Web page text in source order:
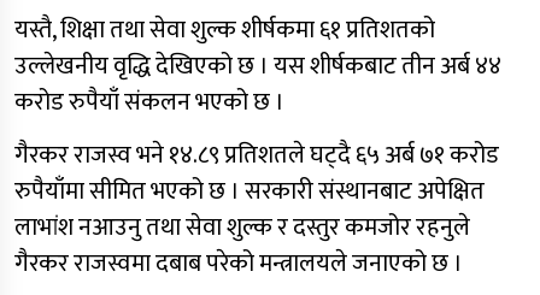
यस्तै, शिक्षा तथा सेवा शुल्क शीर्षकमा ६१ प्रतिशतको
उल्लेखनीय वृद्धि देखिएको छ । यस शीर्षकबाट तीन अर्ब ४४
करोड रुपैयाँ संकलन भएको छ ।
गैरकर राजस्व भने १४.८९ प्रतिशतले घट्दै ६५ अर्ब ७१ करोड
रुपैयाँमा सीमित भएको छ । सरकारी संस्थानबाट अपेक्षित
लाभांश नआउनु तथा सेवा शुल्क र दस्तुर कमजोर रहनुले
गैरकर राजस्वमा दबाब परेको मन्त्रालयले जनाएको छ ।